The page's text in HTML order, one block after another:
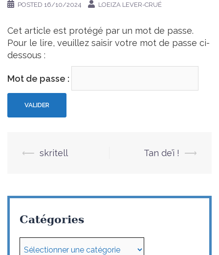
POSTED 16/10/2024 LOEIZA LEVER-CRUÉ
Cet article est protégé par un mot de passe.
Pour le lire, veuillez saisir votre mot de passe ci-
dessous :
Mot de passe :
⟵ skritell Tan de’i ! ⟶
Catégories